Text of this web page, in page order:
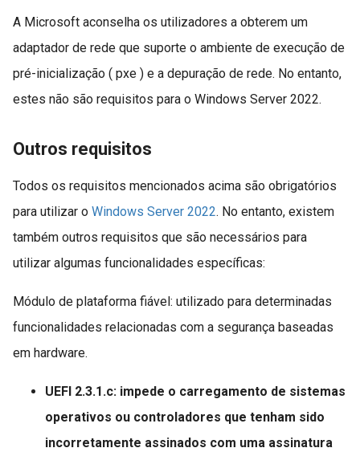
A Microsoft aconselha os utilizadores a obterem um
adaptador de rede que suporte o ambiente de execução de
pré-inicialização ( pxe ) e a depuração de rede. No entanto,
estes não são requisitos para o Windows Server 2022.
Outros requisitos
Todos os requisitos mencionados acima são obrigatórios
para utilizar o Windows Server 2022. No entanto, existem
também outros requisitos que são necessários para
utilizar algumas funcionalidades específicas:
Módulo de plataforma fiável: utilizado para determinadas
funcionalidades relacionadas com a segurança baseadas
em hardware.
UEFI 2.3.1.c: impede o carregamento de sistemas
operativos ou controladores que tenham sido
incorretamente assinados com uma assinatura